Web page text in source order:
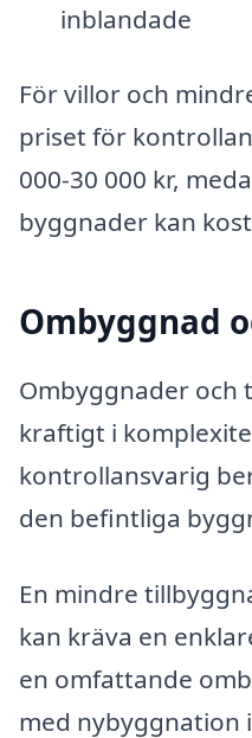
inblandade
För villor och
priset för
000-30 000 kr,
byggnader kan
Ombyggnad
Ombyggnader
kraftigt i
kontrollansvarig
den befintliga
En mindre
kan kräva en
en omfattande
med nybyggnation